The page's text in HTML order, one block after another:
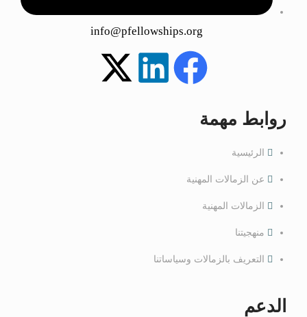
info@pfellowships.org
روابط مهمة
الرئيسية
عن الزمالات المهنية
الزمالات المهنية
منهجيتنا
التعريف بالزمالات وسياساتنا
الدعم